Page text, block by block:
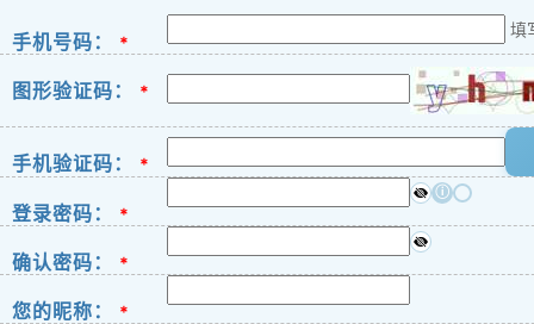
手机号码： *
填
图形验证码： *
手机验证码： *
登录密码： *
ⓘ
确认密码： *
您的昵称： *